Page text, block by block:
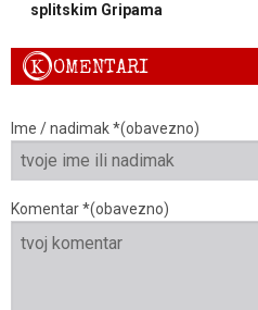
splitskim Gripama
KOMENTARI
Ime / nadimak *(obavezno)
Komentar *(obavezno)